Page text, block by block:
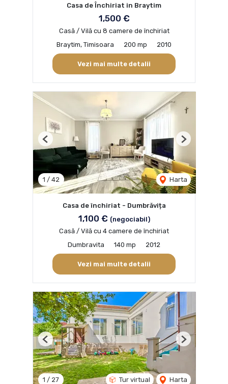
Casa de Închiriat in Braytim
1,500 €
Casă / Vilă cu 8 camere de închiriat
Braytim, Timisoara
200 mp 2010
Vezi mai multe detalii
1 / 42 Harta
Previous Next
Casa de închiriat - Dumbrăvița
1,100 € (negociabil)
Casă / Vilă cu 4 camere de închiriat
Dumbravita
140 mp 2012
Vezi mai multe detalii
1 / 27 Tur virtual Harta
Previous Next